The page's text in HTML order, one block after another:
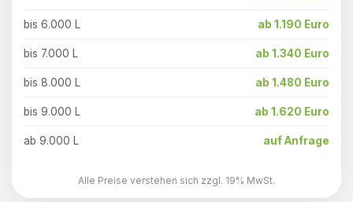
bis 6.000 L ab 1.190 Euro
bis 7.000 L ab 1.340 Euro
bis 8.000 L ab 1.480 Euro
bis 9.000 L ab 1.620 Euro
ab 9.000 L auf Anfrage
Alle Preise verstehen sich zzgl. 19% MwSt.